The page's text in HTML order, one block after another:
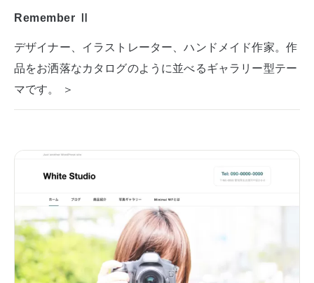
Remember Ⅱ
デザイナー、イラストレーター、ハンドメイド作家。作
品をお洒落なカタログのように並べるギャラリー型テー
マです。 ＞